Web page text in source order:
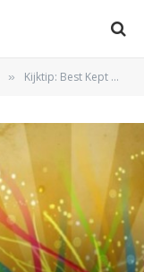
» Kijktip: Best Kept Secret + Radiohead TV-special